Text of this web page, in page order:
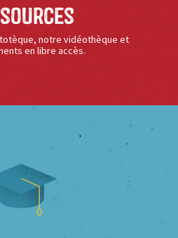
notre vidéothèque et
en libre accès.